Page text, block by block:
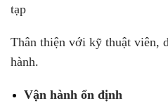
tạp
Thân thiện với kỹ thuật viên,
hành.
Vận hành ổn định